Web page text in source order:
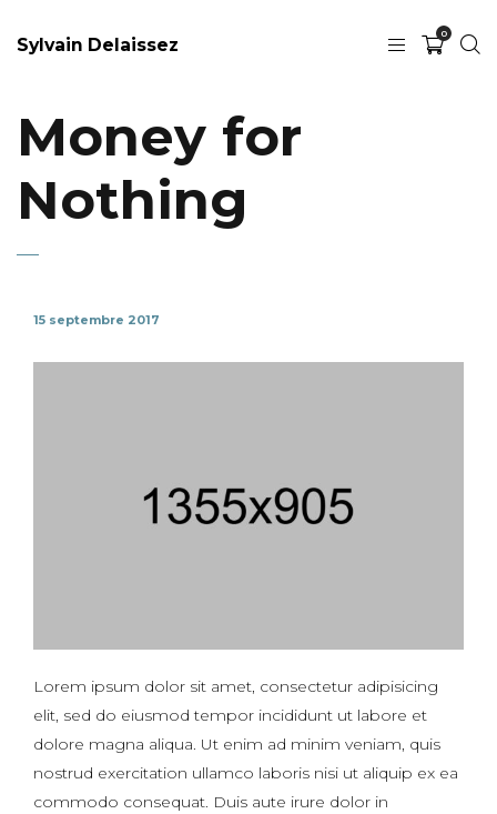
Sylvain Delaissez
0
Money for
Nothing
15 septembre 2017
Lorem ipsum dolor sit amet, consectetur adipisicing
elit, sed do eiusmod tempor incididunt ut labore et
dolore magna aliqua. Ut enim ad minim veniam, quis
nostrud exercitation ullamco laboris nisi ut aliquip ex ea
commodo consequat. Duis aute irure dolor in